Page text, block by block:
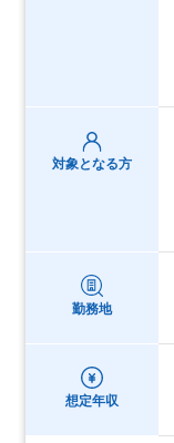
対象となる方
勤務地
想定年収